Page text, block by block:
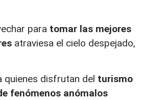
para tomar las mejores
atraviesa el cielo despejado,
quienes disfrutan del turismo
fenómenos anómalos